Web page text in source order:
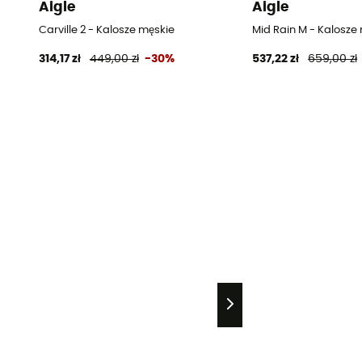
Aigle
Carville 2 - Kalosze męskie
314,17 zł 449,00 zł -30%
Aigle
Mid Rain M - Kalosze
537,22 zł 659,00 zł